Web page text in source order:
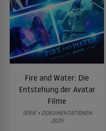
Fire and Water: Die
Entstehung der Avatar
Filme
SERIE • DOKUMENTATIONEN
2025